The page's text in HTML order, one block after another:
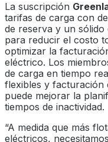
La suscripción
tarifas de carga con
de reserva y un sólido
para reducir el costo
optimizar la
eléctrico. Los
de carga en tiempo
flexibles y facturación
puede mejorar la
tiempos de inactividad.
“A medida que más
eléctricos,